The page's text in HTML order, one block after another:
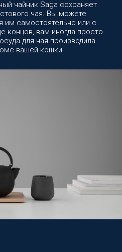
чайник Saga сохраняет
чая. Вы можете
им самостоятельно или с
концов, вам иногда просто
для чая производила
вашей кошки.